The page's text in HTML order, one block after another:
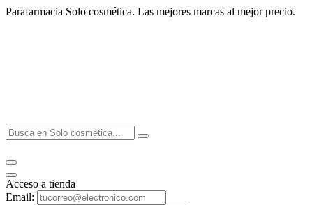
Parafarmacia Solo cosmética. Las mejores marcas al mejor precio.
Acceso a tienda
Email: